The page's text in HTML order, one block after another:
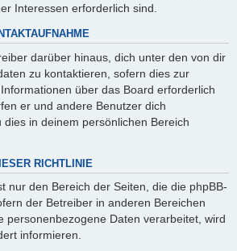
Interessen erforderlich sind.
darüber hinaus, dich unter den von dir
zu kontaktieren, sofern dies zur
über das Board erforderlich
er und andere Benutzer dich
in deinem persönlichen Bereich
RICHTLINIE
nur den Bereich der Seiten, die die phpBB-
der Betreiber in anderen Bereichen
personenbezogene Daten verarbeitet, wird
informieren.